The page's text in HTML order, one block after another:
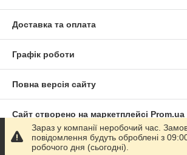
Доставка та оплата
Графік роботи
Повна версія сайту
Сайт створено на маркетплейсі Prom.ua
Політика конфіденційності
Зараз у компанії неробочий час.
повідомлення будуть оброблені з
робочого дня (сьогодні).